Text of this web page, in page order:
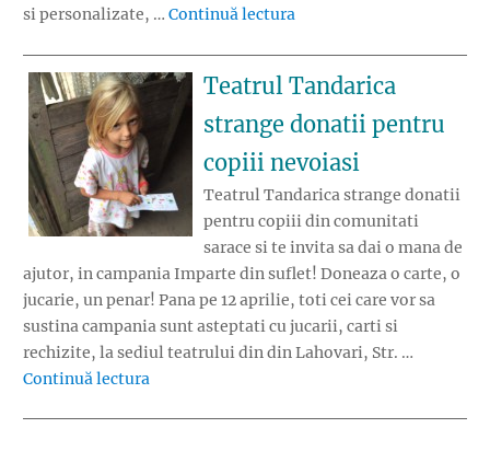
si personalizate, … Continuă lectura
Teatrul Tandarica
strange donatii pentru
copiii nevoiasi
Teatrul Tandarica strange donatii
pentru copiii din comunitati
sarace si te invita sa dai o mana de
ajutor, in campania Imparte din suflet! Doneaza o carte, o
jucarie, un penar! Pana pe 12 aprilie, toti cei care vor sa
sustina campania sunt asteptati cu jucarii, carti si
rechizite, la sediul teatrului din din Lahovari, Str. …
Continuă lectura